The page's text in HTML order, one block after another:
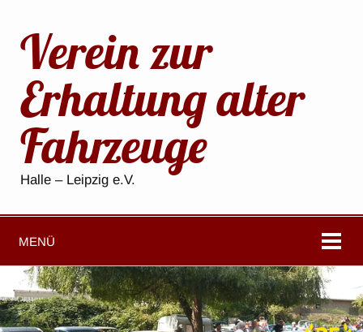
Verein zur
Erhaltung alter
Fahrzeuge
Halle – Leipzig e.V.
MENÜ